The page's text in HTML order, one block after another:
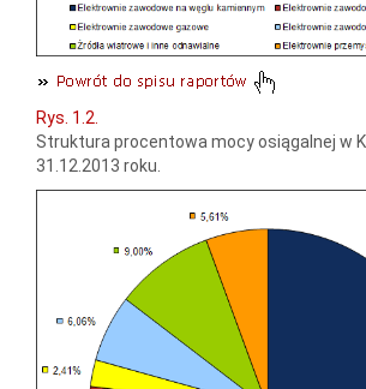
Rys. 1.2.
Struktura procentowa mocy osiągalnej w
31.12.2013 roku.